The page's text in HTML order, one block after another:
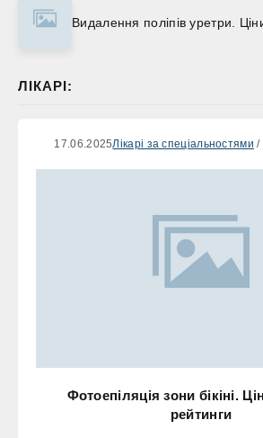
Видалення поліпів уретри.
ЛІКАРІ:
17.06.2025Лікарі за спеціальностями /
Фотоепіляція зони бікіні.
рейтинги